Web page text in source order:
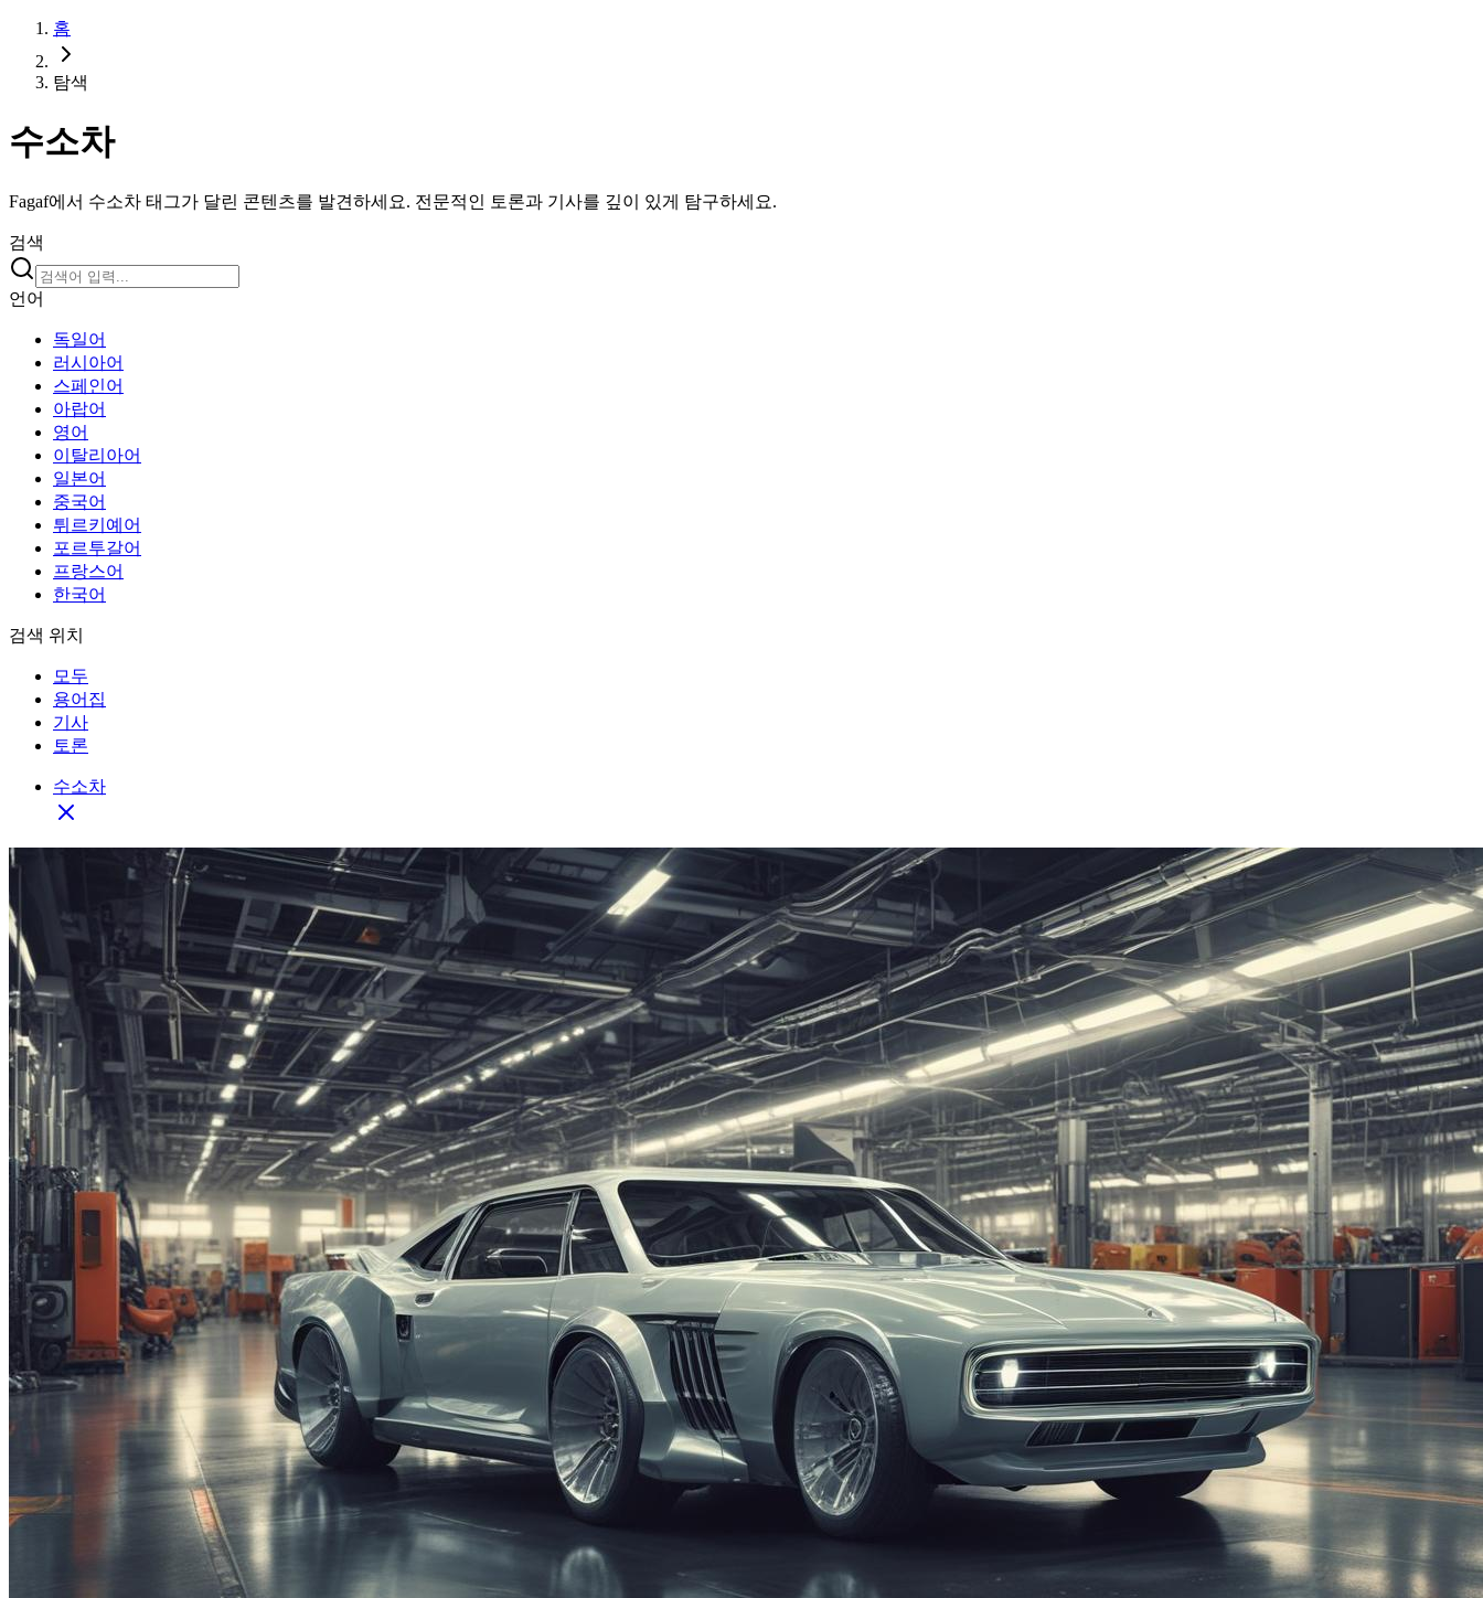
홈
탐색
수소차
Fagaf에서 수소차 태그가 달린 콘텐츠를 발견하세요. 전문적인 토론과 기사를 깊이 있게 탐구하세요.
검색
언어
독일어
러시아어
스페인어
아랍어
영어
이탈리아어
일본어
중국어
튀르키예어
포르투갈어
프랑스어
한국어
검색 위치
모두
용어집
기사
토론
수소차